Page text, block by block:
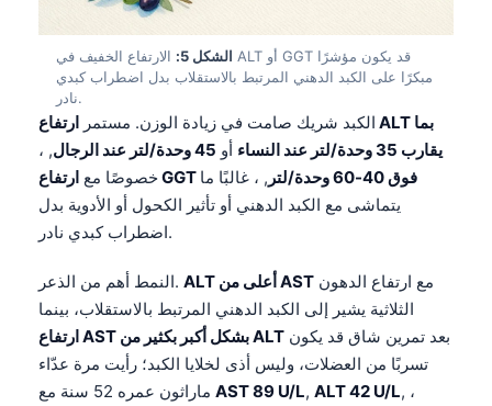
الشكل 5:
الارتفاع الخفيف في ALT أو GGT قد يكون مؤشرًا
مبكرًا على الكبد الدهني المرتبط بالاستقلاب بدل اضطراب كبدي
نادر.
الكبد شريك صامت في زيادة الوزن. مستمر ارتفاع ALT بما
يقارب 35 وحدة/لتر عند النساء
أو 45 وحدة/لتر عند الرجال
, ،
خصوصًا مع
ارتفاع GGT فوق 40-60 وحدة/لتر
, ، غالبًا ما
يتماشى مع الكبد الدهني أو تأثير الكحول أو الأدوية بدل
اضطراب كبدي نادر.
النمط أهم من الذعر. ALT أعلى من AST
الثلاثية يشير إلى الكبد الدهني المرتبط بالاستقلاب، بينما
ارتفاع AST بشكل أكبر بكثير من ALT
تسربًا من العضلات، وليس أذى لخلايا الكبد؛ رأيت مرة عدّاء
AST 89 U/L, ALT 42 U/L, ،